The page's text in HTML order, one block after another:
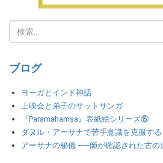
ブログ
ヨーガとインド神話
上映会と弟子のサットサンガ
『Paramahamsa』表紙絵シリーズ⑮
ダヌル・アーサナで苦手意識を克服する
アーサナの秘儀 ――師が確認された古